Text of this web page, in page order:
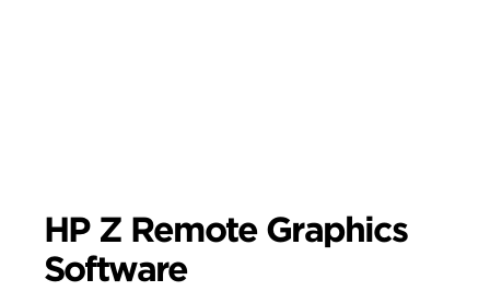
HP Z Remote Graphics
Software